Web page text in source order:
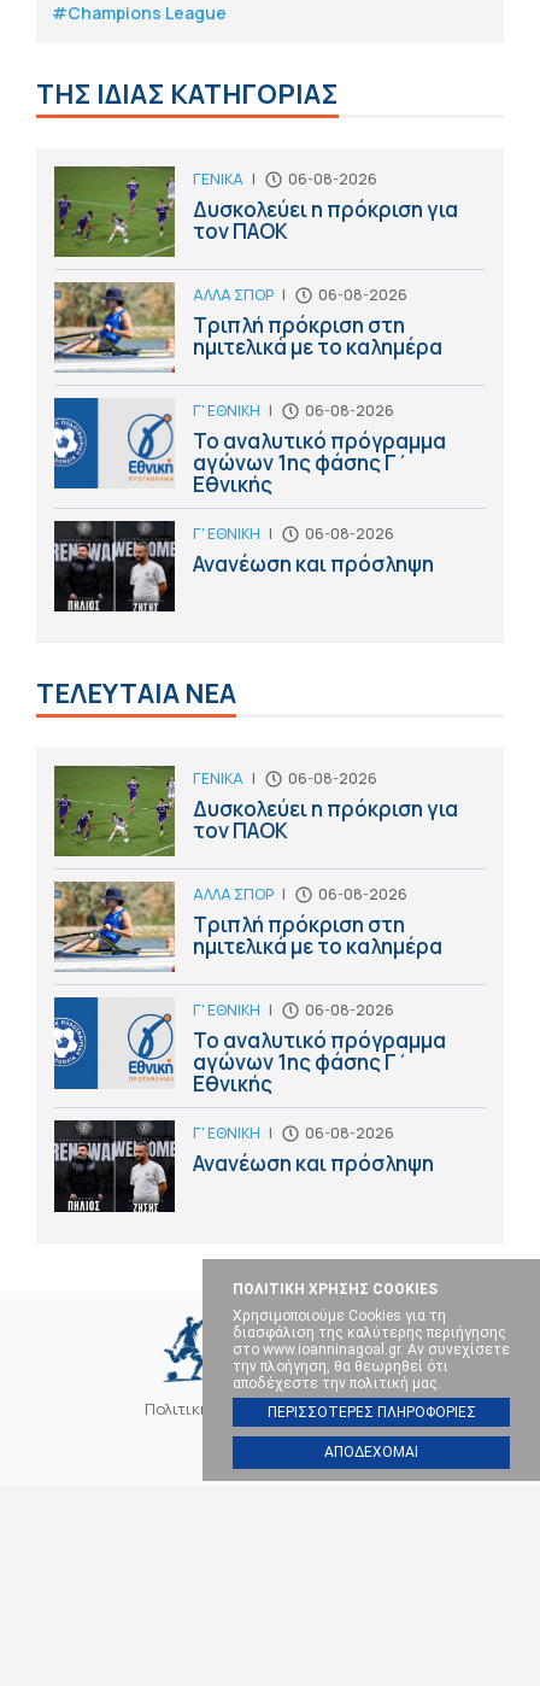
ΠΟΛΙΤΙΚΗ ΧΡΗΣΗΣ COOKIES
Χρησιμοποιούμε Cookies για τη
διασφάλιση της καλύτερης περιήγησης
στο www.ioanninagoal.gr. Αν συνεχίσετε
την πλοήγηση, θα θεωρηθεί ότι
αποδέχεστε την πολιτική μας.
ΠΕΡΙΣΣΟΤΕΡΕΣ ΠΛΗΡΟΦΟΡΙΕΣ
ΑΠΟΔΕΧΟΜΑΙ
#Champions League
ΤΗΣ ΙΔΙΑΣ ΚΑΤΗΓΟΡΙΑΣ
ΓΕΝΙΚΑ | 06-08-2026
Δυσκολεύει η πρόκριση για
τον ΠΑΟΚ
ΑΛΛΑ ΣΠΟΡ | 06-08-2026
Τριπλή πρόκριση στη
ημιτελικά με το καλημέρα
Γ' ΕΘΝΙΚΗ | 06-08-2026
Το αναλυτικό πρόγραμμα
αγώνων 1ης φάσης Γ΄
Εθνικής
Γ' ΕΘΝΙΚΗ | 06-08-2026
Ανανέωση και πρόσληψη
ΤΕΛΕΥΤΑΙΑ ΝΕΑ
ΓΕΝΙΚΑ | 06-08-2026
Δυσκολεύει η πρόκριση για
τον ΠΑΟΚ
ΑΛΛΑ ΣΠΟΡ | 06-08-2026
Τριπλή πρόκριση στη
ημιτελικά με το καλημέρα
Γ' ΕΘΝΙΚΗ | 06-08-2026
Το αναλυτικό πρόγραμμα
αγώνων 1ης φάσης Γ΄
Εθνικής
Γ' ΕΘΝΙΚΗ | 06-08-2026
Ανανέωση και πρόσληψη
Πολιτική Cookies Επικοινωνία
SOCIAL MEDIA